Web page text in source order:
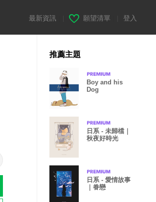
最新資訊 願望清單 登入
推薦主題
Boy and his
Dog
日系 - 未歸檔｜
秋夜好時光
日系 - 愛情故事
｜眷戀